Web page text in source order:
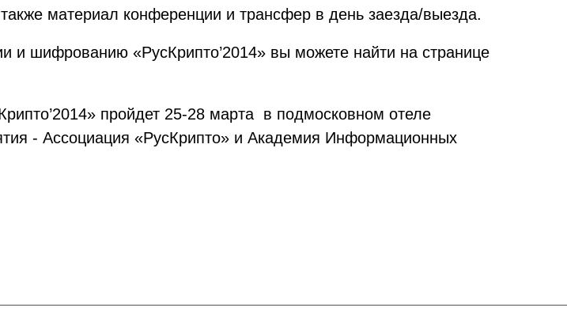
материал конференции и трансфер в день заезда/выезда.
и шифрованию «РусКрипто’2014» вы можете найти на странице
пройдет 25-28 марта в подмосковном отеле
- Ассоциация «РусКрипто» и Академия Информационных